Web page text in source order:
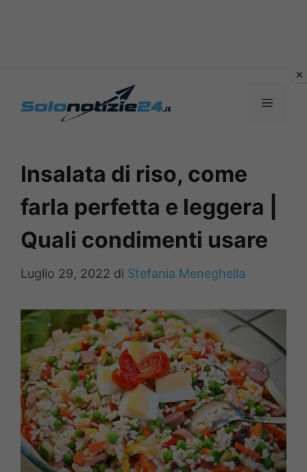
MENU
Insalata di riso, come
farla perfetta e leggera |
Quali condimenti usare
Luglio 29, 2022 di Stefania Meneghella